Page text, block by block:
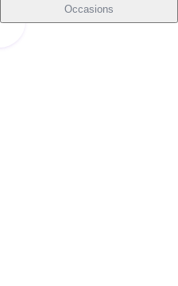
Occasions